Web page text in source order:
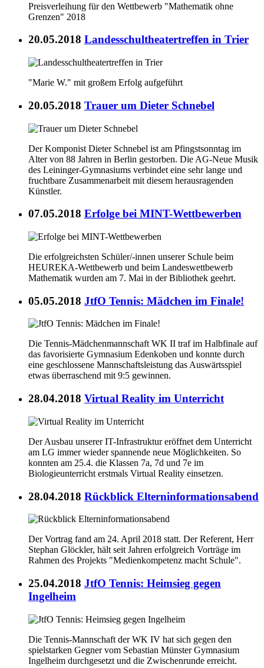
Preisverleihung für den Wettbewerb "Mathematik ohne
Grenzen" 2018
20.05.2018 Landesschultheatertreffen in Trier
"Marie W." mit großem Erfolg aufgeführt
20.05.2018 Trauer um Dieter Schnebel
Der Komponist Dieter Schnebel ist am Pfingstsonntag im
Alter von 88 Jahren in Berlin gestorben. Die AG-Neue Musik
des Leininger-Gymnasiums verbindet eine sehr lange und
fruchtbare Zusammenarbeit mit diesem herausragenden
Künstler.
07.05.2018 Erfolge bei MINT-Wettbewerben
Die erfolgreichsten Schüler/-innen unserer Schule beim
HEUREKA-Wettbewerb und beim Landeswettbewerb
Mathematik wurden am 7. Mai in der Bibliothek geehrt.
05.05.2018 JtfO Tennis: Mädchen im Finale!
Die Tennis-Mädchenmannschaft WK II traf im Halbfinale auf
das favorisierte Gymnasium Edenkoben und konnte durch
eine geschlossene Mannschaftsleistung das Auswärtsspiel
etwas überraschend mit 9:5 gewinnen.
28.04.2018 Virtual Reality im Unterricht
Der Ausbau unserer IT-Infrastruktur eröffnet dem Unterricht
am LG immer wieder spannende neue Möglichkeiten. So
konnten am 25.4. die Klassen 7a, 7d und 7e im
Biologieunterricht erstmals Virtual Reality einsetzen.
28.04.2018 Rückblick Elterninformationsabend
Der Vortrag fand am 24. April 2018 statt. Der Referent, Herr
Stephan Glöckler, hält seit Jahren erfolgreich Vorträge im
Rahmen des Projekts "Medienkompetenz macht Schule".
25.04.2018 JtfO Tennis: Heimsieg gegen
Ingelheim
Die Tennis-Mannschaft der WK IV hat sich gegen den
spielstarken Gegner vom Sebastian Münster Gymnasium
Ingelheim durchgesetzt und die Zwischenrunde erreicht.